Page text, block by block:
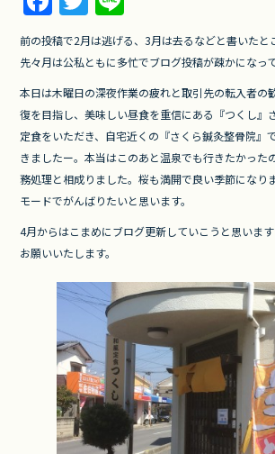
a
c
e
b
o
o
k
w
itt
er
n
e
前の投稿で2月は逃げる、3月は去るなどと書いたと
先々月は公私ともに多忙でブログ投稿が疎かになっ
本日は木曜日の深夜作業の疲れと取引先の転入者の
復を目指し、美味しい昼食を重信にある『つくし』
定食をいただき、自宅近くの『さくら鍼灸整骨院』
きましたー。本当はこのあと温泉でも行きたかった
務処理と相成りました。桜も満開で良い季節になり
モードでがんばりたいと思います。
4月からはこまめにブログ更新していこうと思いま
お願いいたします。